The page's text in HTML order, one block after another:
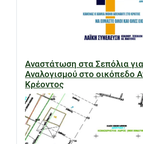
Αναστάτωση στα Σεπόλια
Αναλογισμού στο οικόπεδο
Κρέοντος